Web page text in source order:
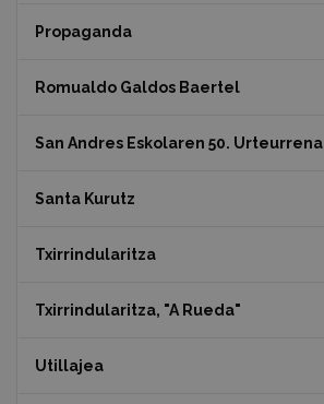
Propaganda
Romualdo Galdos Baertel
San Andres Eskolaren 50. Urteurrena
Santa Kurutz
Txirrindularitza
Txirrindularitza, "A Rueda"
Utillajea